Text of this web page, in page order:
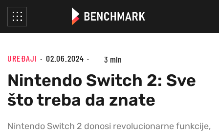
UREĐAJI 02.06.2024 3 min
Nintendo Switch 2: Sve
što treba da znate
Nintendo Switch 2 donosi revolucionarne funkcije,